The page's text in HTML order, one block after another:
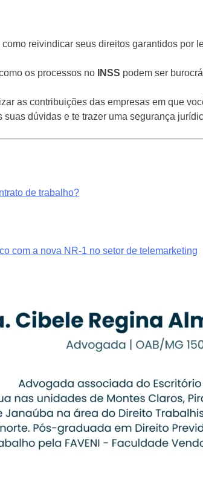
reivindicar seus direitos garantidos por
os processos no INSS podem ser
as contribuições das empresas em que
dúvidas e te trazer uma segurança
de trabalho?
com a nova NR-1 no setor de telemarketing